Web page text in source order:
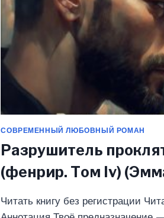
РАЙЦ)
СОВРЕМЕННЫЙ ЛЮБОВНЫЙ РОМАН
Разрушитель
(фенрир. Том Iv)
Читать книгу без регистрации